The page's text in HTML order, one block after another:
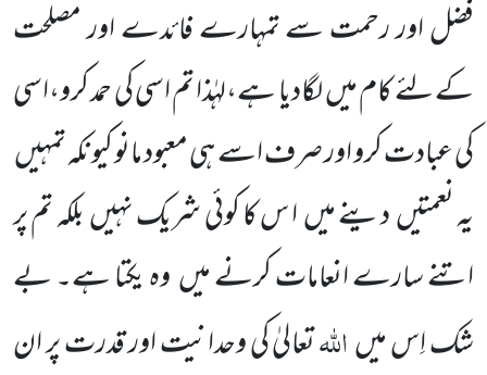
فضل اور رحمت سے تمہارےفائدے اور مصلحت
کے لئے کام میںلگادیا ہے،لہٰذا تم اسی کی حمد کرو،اسی
کی عبادت کرو اور صرف اسے ہی معبود مانو کیونکہ تمہیں
یہ نعمتیںدینے میںا س کا کوئی شریک نہیںبلکہ تم پر
اتنے سارے انعامات کرنے میںوہ یکتا ہے۔ بے
شک اِس میںاللہتعالیٰ کی وحدانیت اور قدرت پر ان